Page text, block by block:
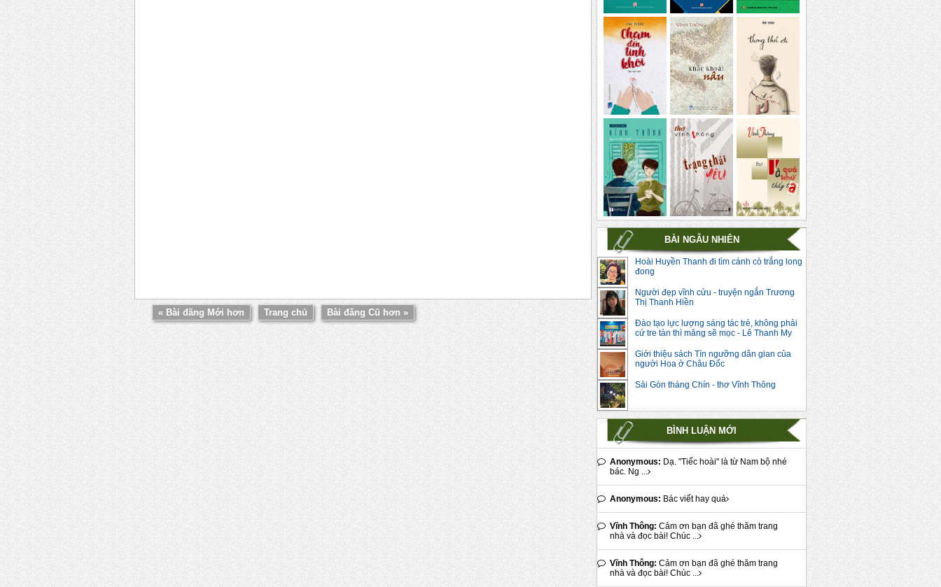
BÀI NGẪU NHIÊN
Hoài Huyền Thanh đi tìm cánh cò trắng long
đong
Người đẹp vĩnh cửu - truyện ngắn Trương
Thị Thanh Hiền
Đào tạo lực lượng sáng tác trẻ, không phải
cứ tre tàn thì măng sẽ mọc - Lê Thanh My
Giới thiệu sách Tín ngưỡng dân gian của
người Hoa ở Châu Đốc
Sài Gòn tháng Chín - thơ Vĩnh Thông
BÌNH LUẬN MỚI
Anonymous: Dạ. "Tiếc hoài" là từ Nam bộ nhé
bác. Ng ...
Anonymous: Bác viết hay quá
Vĩnh Thông: Cảm ơn bạn đã ghé thăm trang
nhà và đọc bài! Chúc ...
Vĩnh Thông: Cảm ơn bạn đã ghé thăm trang
nhà và đọc bài! Chúc ...
« Bài đăng Mới hơn Trang chủ Bài đăng Cũ hơn »